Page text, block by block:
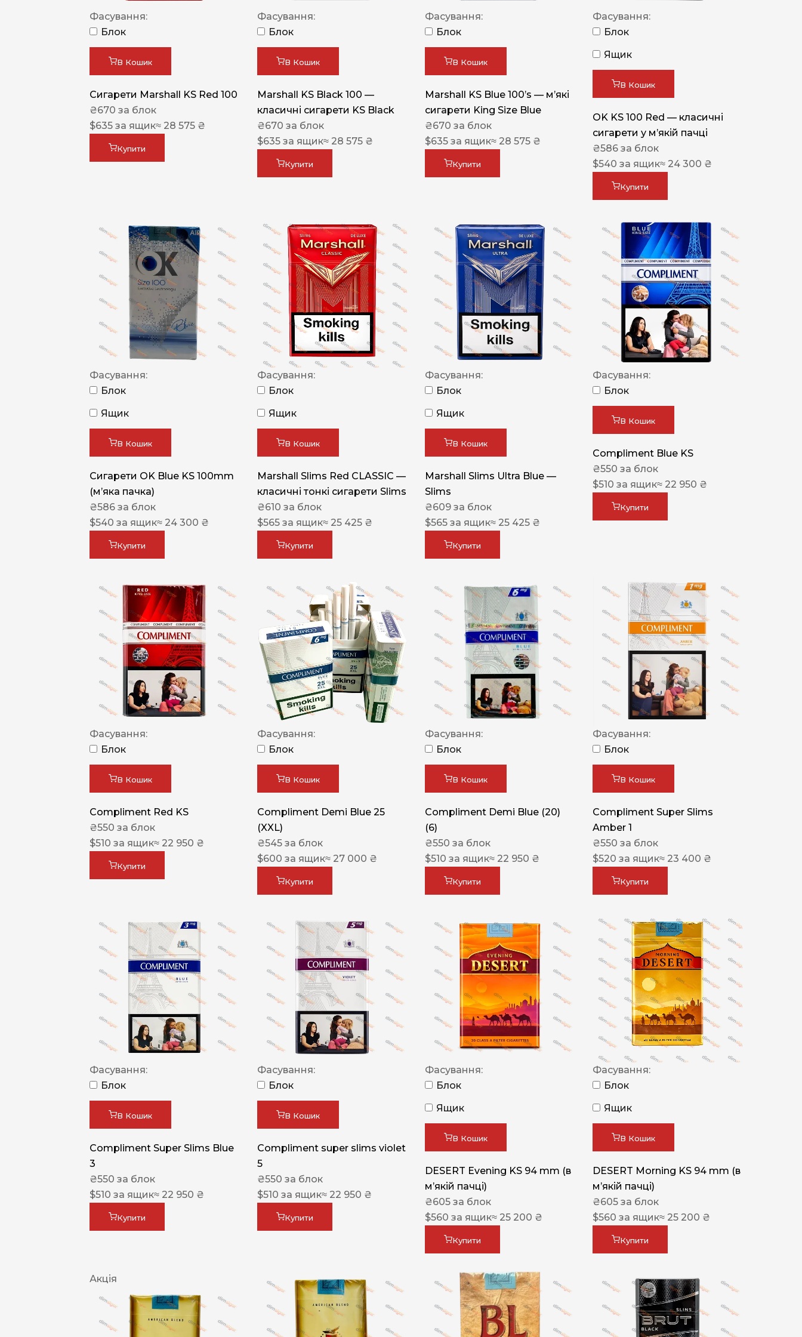
Leana
ASTRU
De Santis
MONUS
NERO
NERO
Гуцульскі
Italian Blend 821
OSCAR
Cigaronne
Фасування:
Блок
В Кошик
Сигарети Marshall KS Red 100
₴670 за блок
$635 за ящик≈ 28 575 ₴
Купити
Фасування:
Блок
В Кошик
Marshall KS Black 100 —
класичні сигарети KS Black
₴670 за блок
$635 за ящик≈ 28 575 ₴
Купити
Фасування:
Блок
В Кошик
Marshall KS Blue 100’s — м’які
сигарети King Size Blue
₴670 за блок
$635 за ящик≈ 28 575 ₴
Купити
Фасування:
Блок
Ящик
В Кошик
OK KS 100 Red — класичні
сигарети у м’якій пачці
₴586 за блок
$540 за ящик≈ 24 300 ₴
Купити
Фасування:
Блок
Ящик
В Кошик
Сигарети OK Blue KS 100mm
(м’яка пачка)
₴586 за блок
$540 за ящик≈ 24 300 ₴
Купити
Фасування:
Блок
Ящик
В Кошик
Marshall Slims Red CLASSIC —
класичні тонкі сигарети Slims
₴610 за блок
$565 за ящик≈ 25 425 ₴
Купити
Фасування:
Блок
Ящик
В Кошик
Marshall Slims Ultra Blue —
Slims
₴609 за блок
$565 за ящик≈ 25 425 ₴
Купити
Фасування:
Блок
В Кошик
Compliment Blue KS
₴550 за блок
$510 за ящик≈ 22 950 ₴
Купити
Фасування:
Блок
В Кошик
Compliment Red KS
₴550 за блок
$510 за ящик≈ 22 950 ₴
Купити
Фасування:
Блок
В Кошик
Compliment Demi Blue 25
(XXL)
₴545 за блок
$600 за ящик≈ 27 000 ₴
Купити
Фасування:
Блок
В Кошик
Compliment Demi Blue (20)
(6)
₴550 за блок
$510 за ящик≈ 22 950 ₴
Купити
Фасування:
Блок
В Кошик
Compliment Super Slims
Amber 1
₴550 за блок
$520 за ящик≈ 23 400 ₴
Купити
Фасування:
Блок
В Кошик
Compliment Super Slims Blue
3
₴550 за блок
$510 за ящик≈ 22 950 ₴
Купити
Фасування:
Блок
В Кошик
Compliment super slims violet
5
₴550 за блок
$510 за ящик≈ 22 950 ₴
Купити
Фасування:
Блок
Ящик
В Кошик
DESERT Evening KS 94 mm (в
мʼякій пачці)
₴605 за блок
$560 за ящик≈ 25 200 ₴
Купити
Фасування:
Блок
Ящик
В Кошик
DESERT Morning KS 94 mm (в
мʼякій пачці)
₴605 за блок
$560 за ящик≈ 25 200 ₴
Купити
Акція